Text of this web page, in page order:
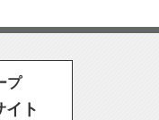
プ
イト